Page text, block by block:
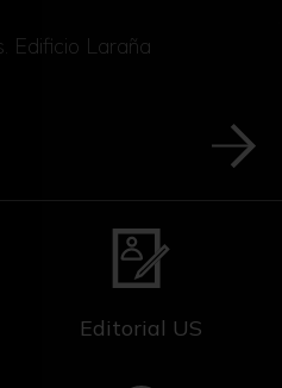
Edificio Laraña
Editorial US